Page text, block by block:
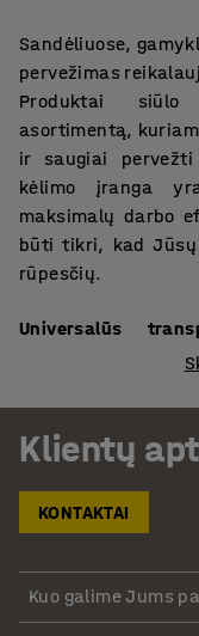
Sandėliuose,
pervežimas
Produktai siūlo
asortimentą,
ir saugiai
kėlimo įranga
maksimalų darbo
būti tikri, kad
rūpesčių.
Universalūs
Mūsų asortimente
pagamintos iš
ilgaamžiškumą ir
Platformos
kuri apsaugo
kurie atsparūs
šios platformos
Klientų
KONTAKTAI
Kuo galime Jums